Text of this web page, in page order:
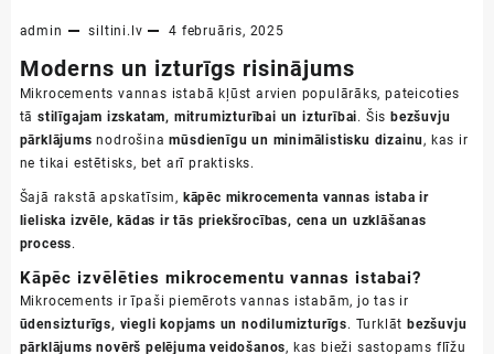
admin siltini.lv 4 februāris, 2025
Moderns un izturīgs risinājums
Mikrocements vannas istabā kļūst arvien populārāks, pateicoties
tā stilīgajam izskatam, mitrumizturībai un izturībai. Šis bezšuvju
pārklājums nodrošinamūsdienīgu un minimālistisku dizainu , kas ir
ne tikai estētisks, bet arī praktisks.
Šajā rakstā apskatīsim, kāpēc mikrocementa vannas istaba ir
lieliska izvēle, kādas ir tās priekšrocības, cena un uzklāšanas
process.
Kāpēc izvēlēties mikrocementu vannas istabai?
Mikrocements ir īpaši piemērots vannas istabām, jo tas ir
ūdensizturīgs, viegli kopjams un nodilumizturīgs. Turklāt bezšuvju
pārklājums novērš pelējuma veidošanos, kas bieži sastopams flīžu